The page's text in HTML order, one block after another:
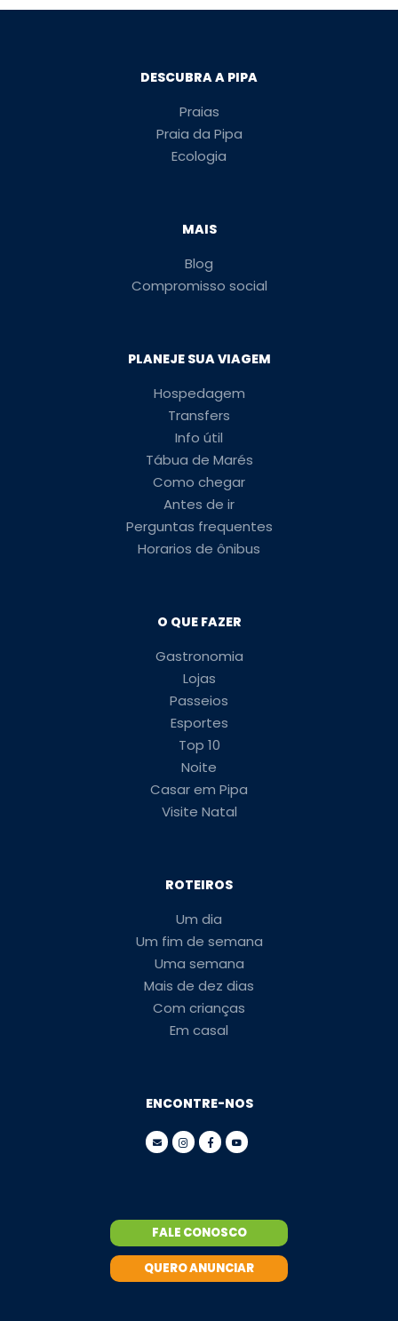
DESCUBRA A PIPA
Praias
Praia da Pipa
Ecologia
MAIS
Blog
Compromisso social
PLANEJE SUA VIAGEM
Hospedagem
Transfers
Info útil
Tábua de Marés
Como chegar
Antes de ir
Perguntas frequentes
Horarios de ônibus
O QUE FAZER
Gastronomia
Lojas
Passeios
Esportes
Top 10
Noite
Casar em Pipa
Visite Natal
ROTEIROS
Um dia
Um fim de semana
Uma semana
Mais de dez dias
Com crianças
Em casal
ENCONTRE-NOS
FALE CONOSCO
QUERO ANUNCIAR